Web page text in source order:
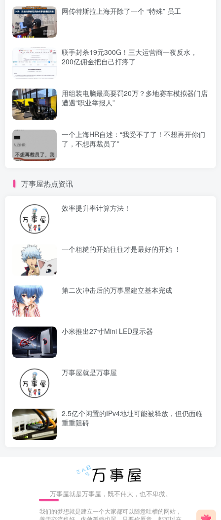
网传特斯拉上海开除了一个 “特殊” 员工
联手封杀19元300G！三大运营商一夜反水，
200亿佣金把自己打疼了
用组装电脑最高要罚20万？多地赛车模拟器门店
遭遇“职业举报人”
一个上海HR自述：“我受不了了！不想再开你们
了，不想再裁员了”
万事屋热点资讯
效率提升率计算方法！
一个粗糙的开始往往才是最好的开始 ！
第二次冲击后的万事屋建立基本完成
小米推出27寸Mini LED显示器
万事屋就是万事屋
2.5亿个闲置的IPv4地址可能被释放，但仍面临
重重阻碍
万事屋就是万事屋，既不伟大，也不卑微。
我们的梦想就是建立一个大家都可以随意吐槽的网站，